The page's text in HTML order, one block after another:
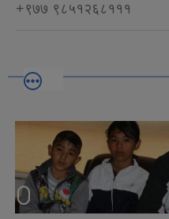
+९७७ ९८५१२६८१११